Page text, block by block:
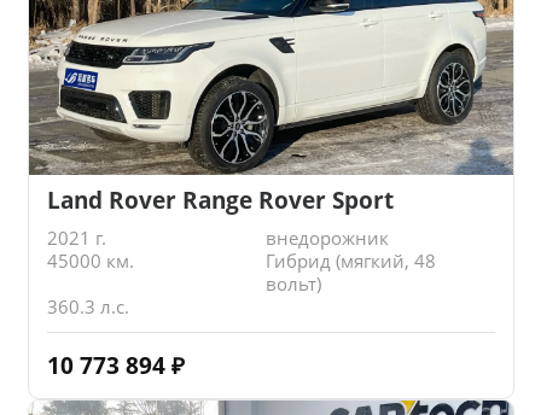
Land Rover Range Rover Sport
2021 г.
внедорожник
45000 км.
Гибрид (мягкий, 48
вольт)
360.3 л.с.
10 773 894 ₽